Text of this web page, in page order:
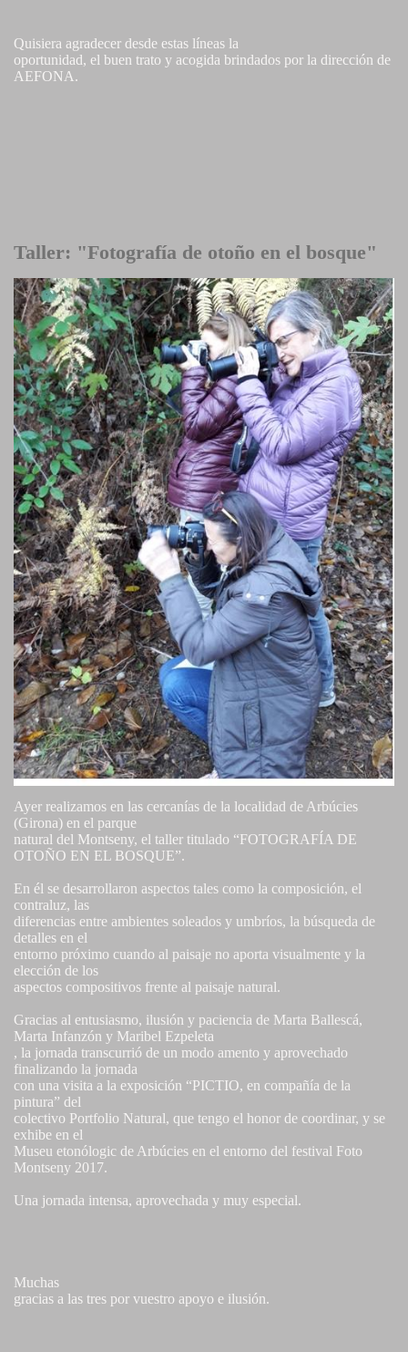
Quisiera agradecer desde estas líneas la
oportunidad, el buen trato y acogida brindados por la dirección de
AEFONA.
Taller: "Fotografía de otoño en el bosque"
Ayer realizamos en las cercanías de la localidad de Arbúcies
(Girona) en el parque
natural del Montseny, el taller titulado “FOTOGRAFÍA DE
OTOÑO EN EL BOSQUE”.
En él se desarrollaron aspectos tales como la composición, el
contraluz, las
diferencias entre ambientes soleados y umbríos, la búsqueda de
detalles en el
entorno próximo cuando al paisaje no aporta visualmente y la
elección de los
aspectos compositivos frente al paisaje natural.
Gracias al entusiasmo, ilusión y paciencia de Marta Ballescá,
Marta Infanzón y Maribel Ezpeleta
, la jornada transcurrió de un modo amento y aprovechado
finalizando la jornada
con una visita a la exposición “PICTIO, en compañía de la
pintura” del
colectivo Portfolio Natural, que tengo el honor de coordinar, y se
exhibe en el
Museu etonólogic de Arbúcies en el entorno del festival Foto
Montseny 2017.
Una jornada intensa, aprovechada y muy especial.
Muchas
gracias a las tres por vuestro apoyo e ilusión.